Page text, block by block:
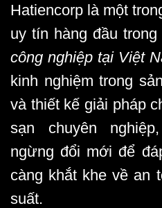
Hatiencorp là một
uy tín hàng đầu
công nghiệp tại Việt
kinh nghiệm trong
và thiết kế giải pháp
sạn chuyên
ngừng đổi mới để
càng khắt khe về an
suất.